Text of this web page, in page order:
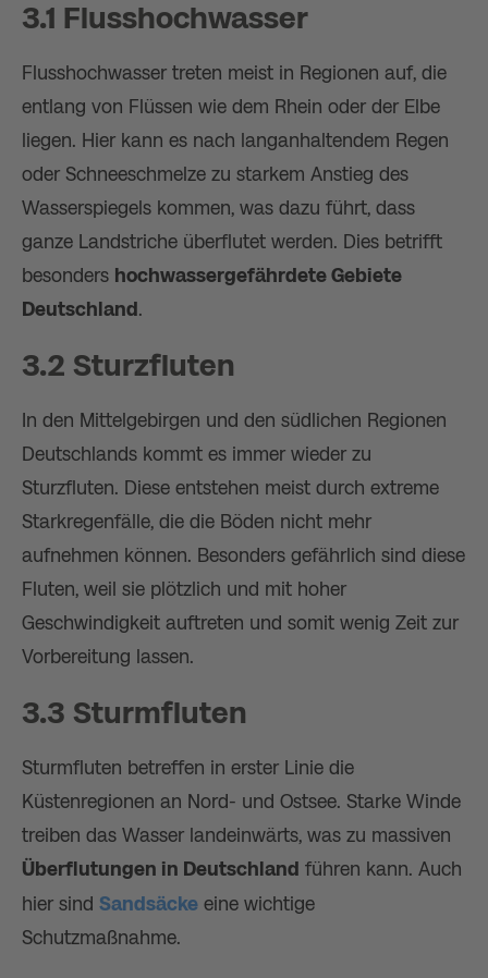
3.1 Flusshochwasser
Flusshochwasser treten meist in Regionen auf, die
entlang von Flüssen wie dem Rhein oder der Elbe
liegen. Hier kann es nach langanhaltendem Regen
oder Schneeschmelze zu starkem Anstieg des
Wasserspiegels kommen, was dazu führt, dass
ganze Landstriche überflutet werden. Dies betrifft
besonders hochwassergefährdete Gebiete
Deutschland .
3.2 Sturzfluten
In den Mittelgebirgen und den südlichen Regionen
Deutschlands kommt es immer wieder zu
Sturzfluten. Diese entstehen meist durch extreme
Starkregenfälle, die die Böden nicht mehr
aufnehmen können. Besonders gefährlich sind diese
Fluten, weil sie plötzlich und mit hoher
Geschwindigkeit auftreten und somit wenig Zeit zur
Vorbereitung lassen.
3.3 Sturmfluten
Sturmfluten betreffen in erster Linie die
Küstenregionen an Nord- und Ostsee. Starke Winde
treiben das Wasser landeinwärts, was zu massiven
Überflutungen in Deutschland führen kann. Auch
hier sind Sandsäcke eine wichtige
Schutzmaßnahme.